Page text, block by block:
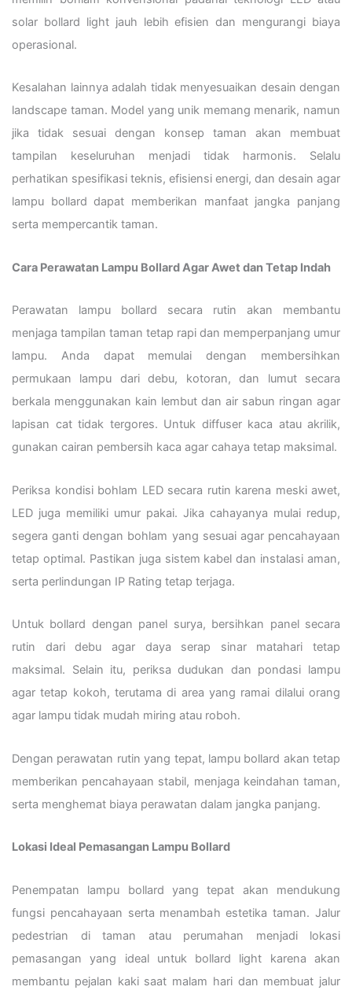
solar bollard light jauh lebih efisien dan mengurangi biaya
operasional.
Kesalahan lainnya adalah tidak menyesuaikan desain dengan
landscape taman. Model yang unik memang menarik, namun
jika tidak sesuai dengan konsep taman akan membuat
tampilan keseluruhan menjadi tidak harmonis. Selalu
perhatikan spesifikasi teknis, efisiensi energi, dan desain agar
lampu bollard dapat memberikan manfaat jangka panjang
serta mempercantik taman.
Cara Perawatan Lampu Bollard Agar Awet dan Tetap Indah
Perawatan lampu bollard secara rutin akan membantu
menjaga tampilan taman tetap rapi dan memperpanjang umur
lampu. Anda dapat memulai dengan membersihkan
permukaan lampu dari debu, kotoran, dan lumut secara
berkala menggunakan kain lembut dan air sabun ringan agar
lapisan cat tidak tergores. Untuk diffuser kaca atau akrilik,
gunakan cairan pembersih kaca agar cahaya tetap maksimal.
Periksa kondisi bohlam LED secara rutin karena meski awet,
LED juga memiliki umur pakai. Jika cahayanya mulai redup,
segera ganti dengan bohlam yang sesuai agar pencahayaan
tetap optimal. Pastikan juga sistem kabel dan instalasi aman,
serta perlindungan IP Rating tetap terjaga.
Untuk bollard dengan panel surya, bersihkan panel secara
rutin dari debu agar daya serap sinar matahari tetap
maksimal. Selain itu, periksa dudukan dan pondasi lampu
agar tetap kokoh, terutama di area yang ramai dilalui orang
agar lampu tidak mudah miring atau roboh.
Dengan perawatan rutin yang tepat, lampu bollard akan tetap
memberikan pencahayaan stabil, menjaga keindahan taman,
serta menghemat biaya perawatan dalam jangka panjang.
Lokasi Ideal Pemasangan Lampu Bollard
Penempatan lampu bollard yang tepat akan mendukung
fungsi pencahayaan serta menambah estetika taman. Jalur
pedestrian di taman atau perumahan menjadi lokasi
pemasangan yang ideal untuk bollard light karena akan
membantu pejalan kaki saat malam hari dan membuat jalur